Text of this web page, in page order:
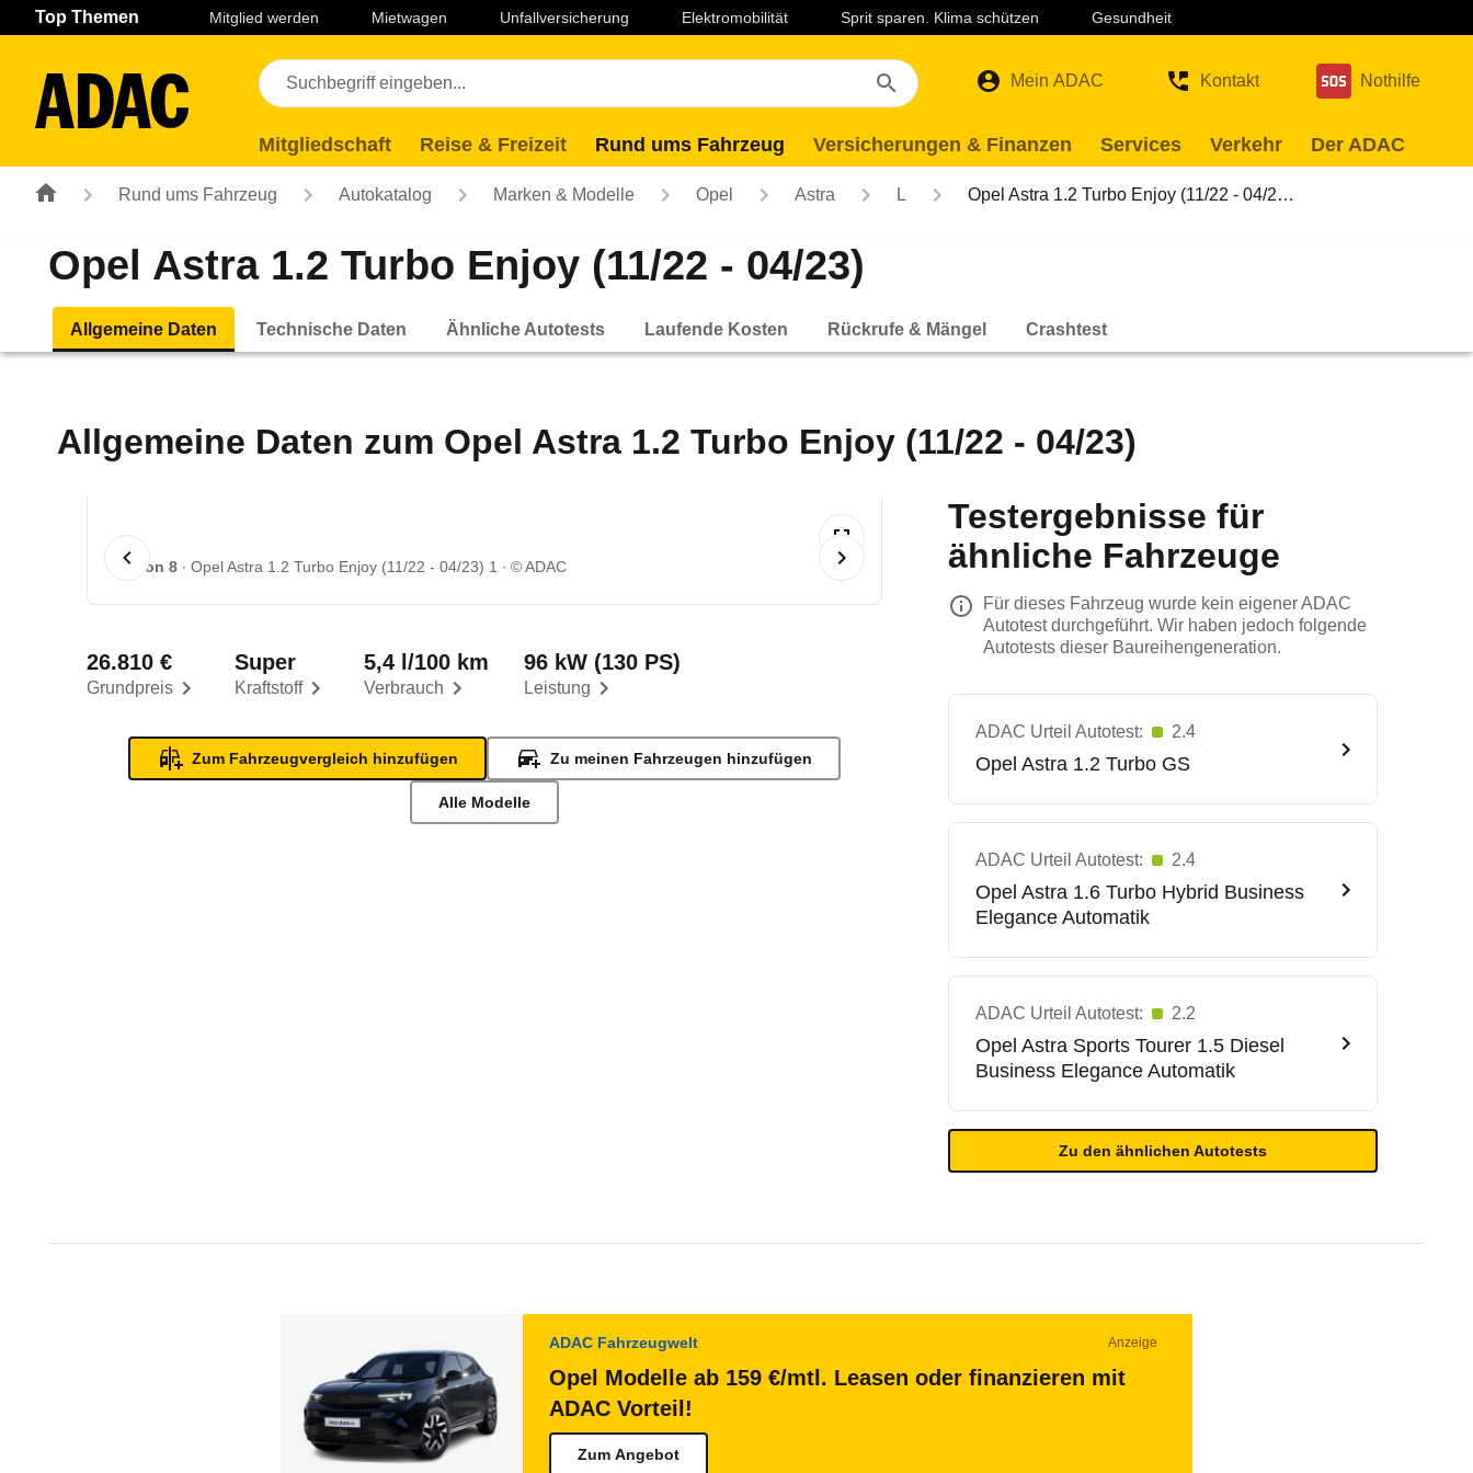
Navigation Seiteninhalt Fußzeile
Top Themen Mitglied werden Mietwagen Unfallversicherung Elektromobilität Sprit sparen. Klima schützen Gesundheit
Mein ADAC Kontakt Nothilfe
Mitgliedschaft Reise & Freizeit Rund ums Fahrzeug Versicherungen & Finanzen Services Verkehr Der ADAC
Rund ums Fahrzeug Autokatalog Marken & Modelle Opel Astra L Opel Astra 1.2 Turbo Enjoy (11/22 - 04/2…
Opel Astra 1.2 Turbo Enjoy (11/22 - 04/23)
Allgemeine Daten Technische Daten Ähnliche Autotests Laufende Kosten Rückrufe & Mängel Crashtest
Allgemeine Daten zum Opel Astra 1.2 Turbo Enjoy (11/22 - 04/23)
1 von 8 Opel Astra 1.2 Turbo Enjoy (11/22 - 04/23) 1 © ADAC
Grundpreis
26.810 €
Kraftstoff
Super
Verbrauch
5,4 l/100 km
Leistung
96 kW (130 PS)
Zum Fahrzeugvergleich hinzufügen Zu meinen Fahrzeugen hinzufügen
Alle Modelle
Testergebnisse für
ähnliche Fahrzeuge
Für dieses Fahrzeug wurde kein eigener ADAC
Autotest durchgeführt. Wir haben jedoch folgende
Autotests dieser Baureihengeneration.
ADAC Urteil Autotest: 2.4
Opel Astra 1.2 Turbo GS
ADAC Urteil Autotest: 2.4
Opel Astra 1.6 Turbo Hybrid Business
Elegance Automatik
ADAC Urteil Autotest: 2.2
Opel Astra Sports Tourer 1.5 Diesel
Business Elegance Automatik
Zu den ähnlichen Autotests
ADAC Fahrzeugwelt Anzeige
Opel Modelle ab 159 €/mtl. Leasen oder finanzieren mit
ADAC Vorteil!
Zum Angebot